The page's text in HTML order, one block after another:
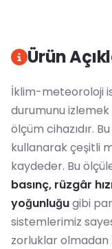
Ürün
İklim-meteoroloji
durumunu
ölçüm cihazıdır.
kullanarak çeşitli
kaydeder. Bu
basınç, rüzgâr
yoğunluğugibi
sistemlerimiz
zorluklar olmadan